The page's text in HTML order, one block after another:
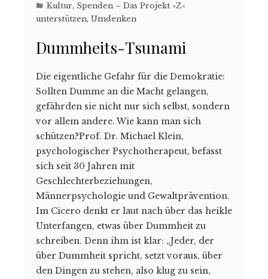
Kultur, Spenden – Das Projekt »Z«
unterstützen, Umdenken
Dummheits-Tsunami
Die eigentliche Gefahr für die Demokratie:
Sollten Dumme an die Macht gelangen,
gefährden sie nicht nur sich selbst, sondern
vor allem andere. Wie kann man sich
schützen?Prof. Dr. Michael Klein,
psychologischer Psychotherapeut, befasst
sich seit 30 Jahren mit
Geschlechterbeziehungen,
Männerpsychologie und Gewaltprävention.
Im Cicero denkt er laut nach über das heikle
Unterfangen, etwas über Dummheit zu
schreiben. Denn ihm ist klar: „Jeder, der
über Dummheit spricht, setzt voraus, über
den Dingen zu stehen, also klug zu sein,